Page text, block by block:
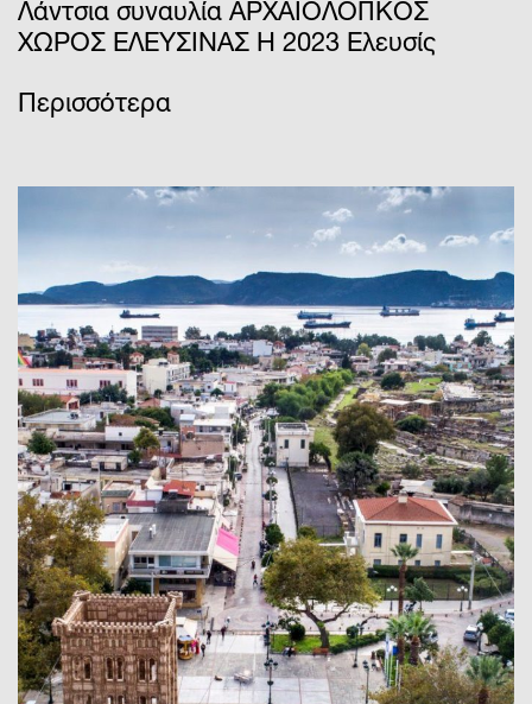
Λάντσια συναυλία ΑΡΧΑΙΟΛΟΓΙΚΟΣ
ΧΩΡΟΣ ΕΛΕΥΣΙΝΑΣ Η 2023 Ελευσίς
Περισσότερα